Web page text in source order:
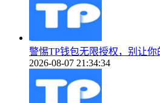
警惕TP钱包无限授权，别让
2026-08-07 21:34:34